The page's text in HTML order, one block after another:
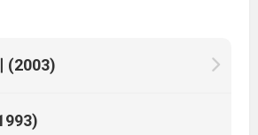
(2003)